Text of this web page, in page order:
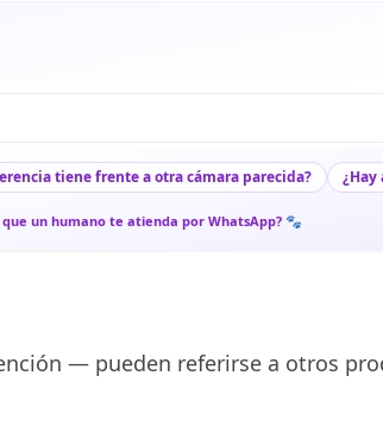
tiene frente a otra cámara parecida? ¿Hay
un humano te atienda por WhatsApp? 🐾
— pueden referirse a otros